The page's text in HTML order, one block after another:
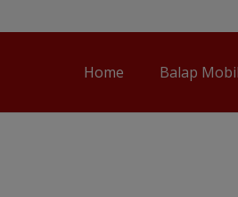
Home Balap Mobil